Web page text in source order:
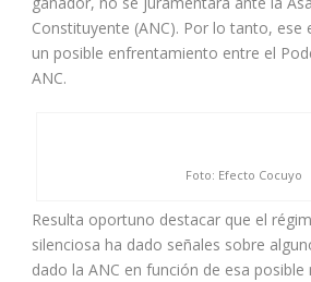
Constituyente (ANC). Por lo tanto, ese
un posible enfrentamiento entre el
ANC.
Foto: Efecto Cocuyo
Resulta oportuno destacar que el
silenciosa ha dado señales sobre
dado la ANC en función de esa